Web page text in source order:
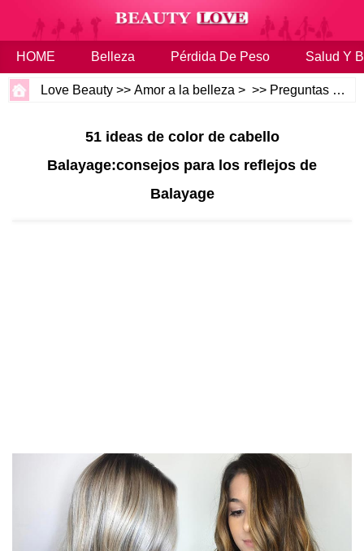
HOME Belleza Pérdida De Peso Salud Y
Love Beauty >>Amor a la belleza > >> Preguntas más frecuentes
51 ideas de color de cabello
Balayage:consejos para los reflejos de
Balayage